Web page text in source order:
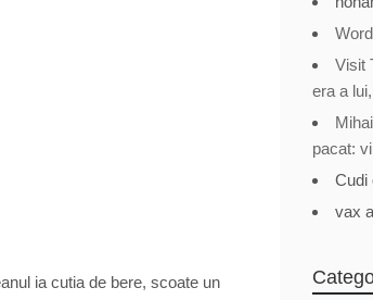
ia cutia de bere, scoate un
Visit
era a
pacat:
Cudi
vax